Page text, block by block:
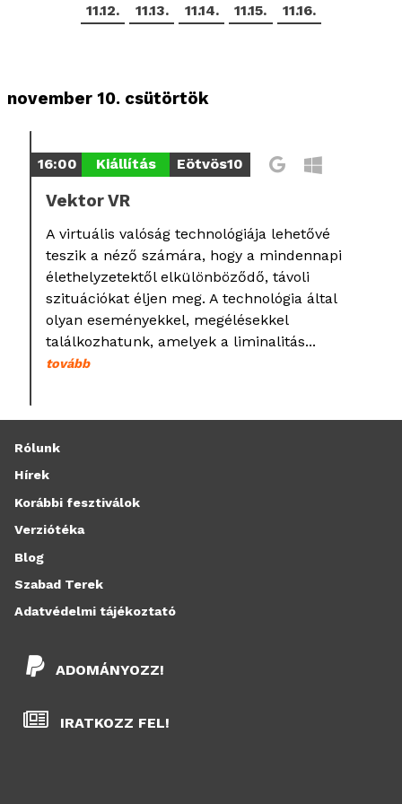
11.12.
11.13. 11.14. 11.15. 11.16.
november 10. csütörtök
16:00 Kiállítás Eötvös10
Vektor VR
A virtuális valóság technológiája lehetővé
teszik a néző számára, hogy a mindennapi
élethelyzetektől elkülönböződő, távoli
szituációkat éljen meg. A technológia által
olyan eseményekkel, megélésekkel
találkozhatunk, amelyek a liminalitás...
tovább
ADOMÁNYOZZ!
IRATKOZZ FEL!
Rólunk
Hírek
Korábbi fesztiválok
Verziótéka
Blog
Szabad Terek
Adatvédelmi tájékoztató